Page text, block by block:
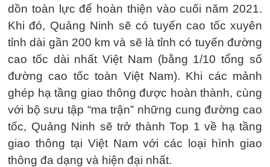
dồn toàn lực để hoàn thiện vào cuối năm 2021.
Khi đó, Quảng Ninh sẽ có tuyến cao tốc xuyên
tỉnh dài gần 200 km và sẽ là tỉnh có tuyến đường
cao tốc dài nhất Việt Nam (bằng 1/10 tổng số
đường cao tốc toàn Việt Nam). Khi các mảnh
ghép hạ tầng giao thông được hoàn thành, cùng
với bộ sưu tập “ma trận” những cung đường cao
tốc, Quảng Ninh sẽ trở thành Top 1 về hạ tầng
giao thông tại Việt Nam với các loại hình giao
thông đa dạng và hiện đại nhất.